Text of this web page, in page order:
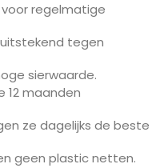
regelmatige
tegen
sierwaarde.
12 maanden
ze dagelijks de beste
geen plastic netten.